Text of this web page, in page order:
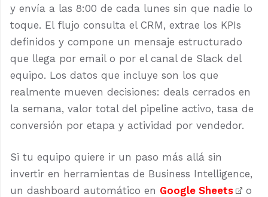
y envía a las 8:00 de cada lunes sin que nadie lo
toque. El flujo consulta el CRM, extrae los KPIs
definidos y compone un mensaje estructurado
que llega por email o por el canal de Slack del
equipo. Los datos que incluye son los que
realmente mueven decisiones: deals cerrados en
la semana, valor total del pipeline activo, tasa de
conversión por etapa y actividad por vendedor.
Si tu equipo quiere ir un paso más allá sin
invertir en herramientas de Business Intelligence,
un dashboard automático en Google Sheets
o